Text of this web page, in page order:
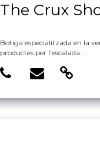
The Crux
Botiga especialitzada en la
productes per l'escalada. ...